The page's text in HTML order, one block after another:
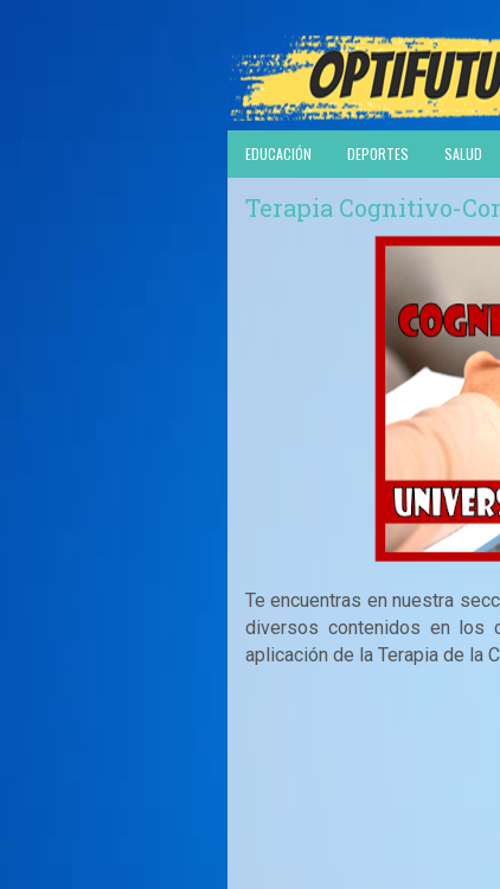
EDUCACIÓN DEPORTES SALUD
Terapia Cognitivo-
Te encuentras en nuestra
diversos contenidos en los
aplicación de la Terapia de la